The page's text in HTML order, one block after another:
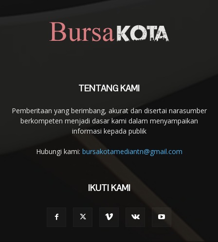
TENTANG KAMI
Pemberitaan yang berimbang, akurat dan disertai narasumber
berkompeten menjadi dasar kami dalam menyampaikan
informasi kepada publik
Hubungi kami: bursakotamediantn@gmail.com
IKUTI KAMI